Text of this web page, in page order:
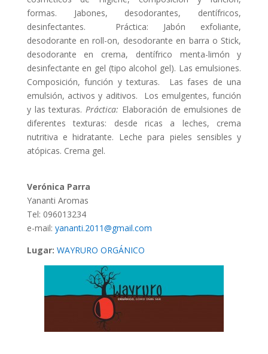
formas. Jabones, desodorantes, dentífricos,
desinfectantes. Práctica: Jabón exfoliante,
desodorante en roll-on, desodorante en barra o Stick,
desodorante en crema, dentífrico menta-limón y
desinfectante en gel (tipo alcohol gel). Las emulsiones.
Composición, función y texturas. Las fases de una
emulsión, activos y aditivos. Los emulgentes, función
y las texturas.Práctica: Elaboración de emulsiones de
diferentes texturas: desde ricas a leches, crema
nutritiva e hidratante. Leche para pieles sensibles y
atópicas. Crema gel.
Verónica Parra
Yananti Aromas
Tel: 096013234
e-mail: yananti.2011@gmail.com
Lugar: WAYRURO ORGÁNICO